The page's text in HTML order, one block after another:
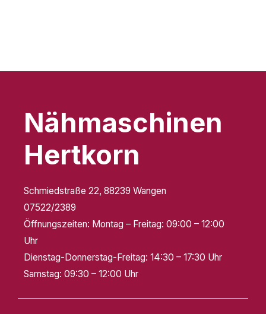
Nähmaschinen
Hertkorn
Schmiedstraße 22, 88239 Wangen
07522/2389
Öffnungszeiten: Montag – Freitag: 09:00 – 12:00
Uhr
Dienstag-Donnerstag-Freitag: 14:30 – 17:30 Uhr
Samstag: 09:30 – 12:00 Uhr